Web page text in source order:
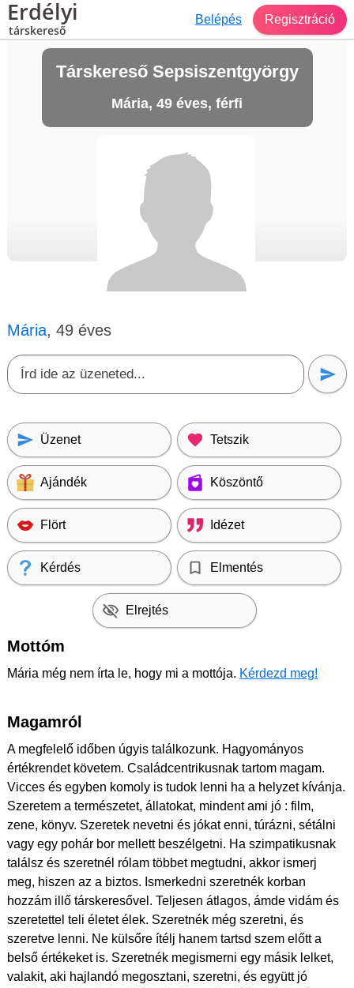
Erdélyi
társkereső
Belépés Regisztráció
Társkereső Sepsiszentgyörgy
Mária, 49 éves, férfi
Mária, 49 éves
Üzenet Tetszik
Ajándék Köszöntő
Flört Idézet
Kérdés Elmentés
Elrejtés
Mottóm
Mária még nem írta le, hogy mi a mottója. Kérdezd meg!
Magamról
A megfelelő időben úgyis találkozunk. Hagyományos
értékrendet követem. Családcentrikusnak tartom magam.
Vicces és egyben komoly is tudok lenni ha a helyzet kívánja.
Szeretem a természetet, állatokat, mindent ami jó : film,
zene, könyv. Szeretek nevetni és jókat enni, túrázni, sétálni
vagy egy pohár bor mellett beszélgetni. Ha szimpatikusnak
találsz és szeretnél rólam többet megtudni, akkor ismerj
meg, hiszen az a biztos. Ismerkedni szeretnék korban
hozzám illő társkeresővel. Teljesen átlagos, ámde vidám és
szeretettel teli életet élek. Szeretnék még szeretni, és
szeretve lenni. Ne külsőre ítélj hanem tartsd szem előtt a
belső értékeket is. Szeretnék megismerni egy másik lelket,
valakit, aki hajlandó megosztani, szeretni, és együtt jó